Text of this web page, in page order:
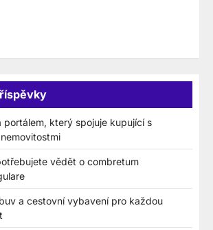
portálem, který spojuje kupující s
vědět o combretum
a cestovní vybavení pro každou